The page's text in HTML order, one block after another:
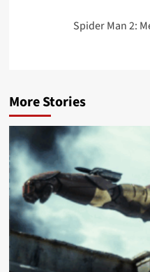
Spider Man 2:
More Stories